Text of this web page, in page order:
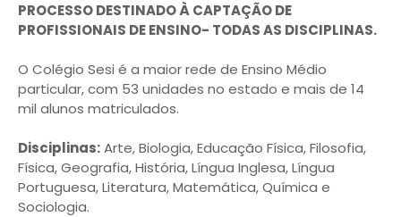
PROCESSO DESTINADO À CAPTAÇÃO DE
PROFISSIONAIS DE ENSINO- TODAS AS DISCIPLINAS.
O Colégio Sesi é a maior rede de Ensino Médio
particular, com 53 unidades no estado e mais de 14
mil alunos matriculados.
Disciplinas:Arte, Biologia, Educação Física, Filosofia,
Física, Geografia, História, Língua Inglesa, Língua
Portuguesa, Literatura, Matemática, Química e
Sociologia.